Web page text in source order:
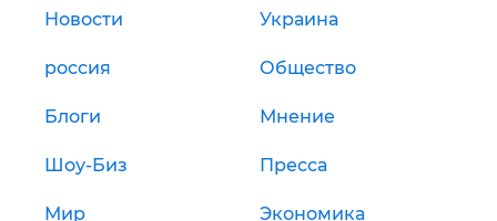
Новости Украина
россия Общество
Блоги Мнение
Шоу-Биз Пресса
Мир Экономика